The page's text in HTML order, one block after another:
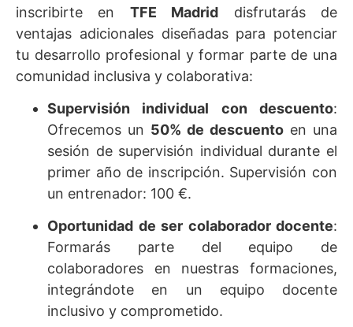
inscribirte en TFE Madrid disfrutarás de
ventajas adicionales diseñadas para potenciar
tu desarrollo profesional y formar parte de una
comunidad inclusiva y colaborativa:
Supervisión individual con descuento:
Ofrecemos un 50% de descuento en una
sesión de supervisión individual durante el
primer año de inscripción. Supervisión con
un entrenador: 100 €.
Oportunidad de ser colaborador docente:
Formarás parte del equipo de
colaboradores en nuestras formaciones,
integrándote en un equipo docente
inclusivo y comprometido.